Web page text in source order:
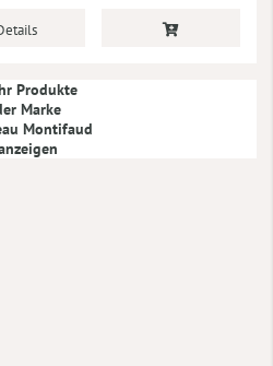
Produkte
Marke
Montifaud